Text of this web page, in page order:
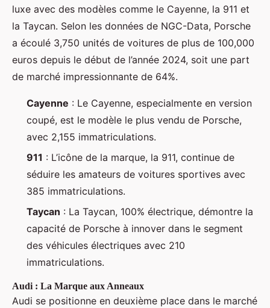
luxe avec des modèles comme le Cayenne, la 911 et
la Taycan. Selon les données de NGC-Data, Porsche
a écoulé 3,750 unités de voitures de plus de 100,000
euros depuis le début de l’année 2024, soit une part
de marché impressionnante de 64%.
Cayenne : Le Cayenne, especialmente en version
coupé, est le modèle le plus vendu de Porsche,
avec 2,155 immatriculations.
911 : L’icône de la marque, la 911, continue de
séduire les amateurs de voitures sportives avec
385 immatriculations.
Taycan : La Taycan, 100% électrique, démontre la
capacité de Porsche à innover dans le segment
des véhicules électriques avec 210
immatriculations.
Audi : La Marque aux Anneaux
Audi se positionne en deuxième place dans le marché